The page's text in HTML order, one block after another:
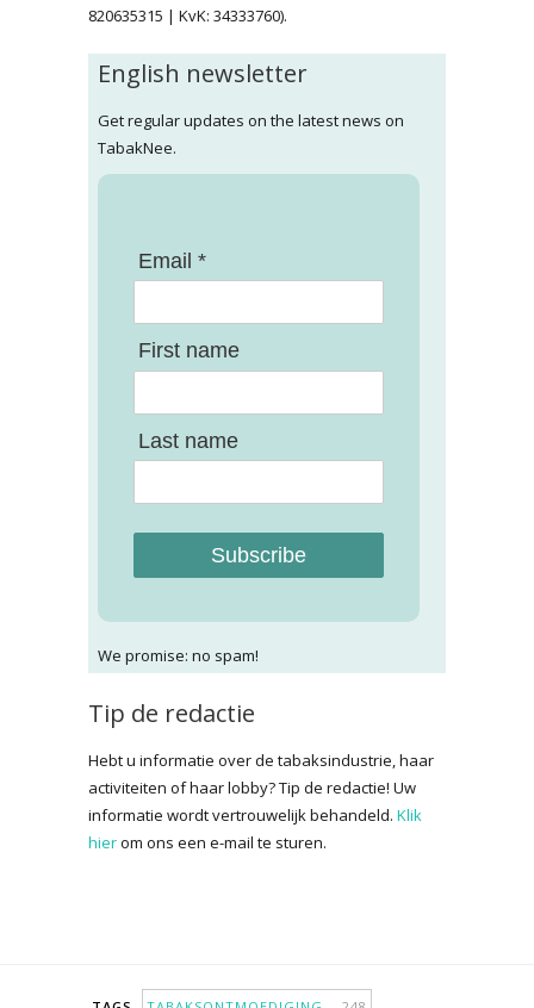
820635315 | KvK: 34333760).
English newsletter
Get regular updates on the latest news on
TabakNee.
Email *
First name
Last name
Subscribe
We promise: no spam!
Tip de redactie
Hebt u informatie over de tabaksindustrie, haar
activiteiten of haar lobby? Tip de redactie! Uw
informatie wordt vertrouwelijk behandeld. Klik
hierom ons een e-mail te sturen.